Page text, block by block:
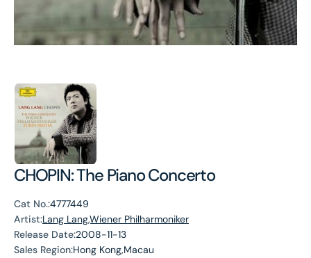
CHOPIN: The Piano Concerto
Cat No.:4777449
Artist:Lang Lang,Wiener Philharmoniker
Release Date:2008-11-13
Sales Region:Hong Kong,Macau